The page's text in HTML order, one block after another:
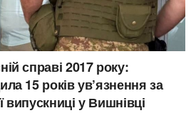
справі 2017 року:
15 років ув’язнення за
випускниці у Вишнівці